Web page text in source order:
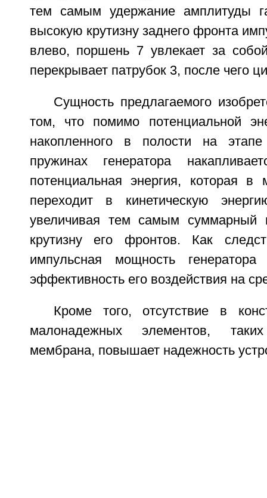
тем самым удержание амплитуды
высокую крутизну заднего фронта
влево, поршень 7 увлекает за
перекрывает патрубок 3, после чего
Сущность предлагаемого
том, что помимо потенциальной
накопленного в полости на
пружинах генератора
потенциальная энергия, которая в
переходит в кинетическую
увеличивая тем самым суммарный
крутизну его фронтов. Как
импульсная мощность генератора
эффективность его воздействия на
Кроме того, отсутствие в
малонадежных элементов,
мембрана, повышает надежность